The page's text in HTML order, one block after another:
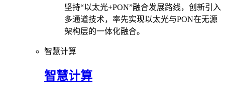
坚持“以太光+PON”融合发展路线，创新引入
多通道技术，率先实现以太光与PON在无源
架构层的一体化融合。
智慧计算
智慧计算